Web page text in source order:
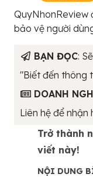
QuyNhonReview
bảo vệ người
BẠN ĐỌC:
"Biết đến thông
DOANH
Liên hệ để nhận
Trở thành
viết này!
NỘI DUNG